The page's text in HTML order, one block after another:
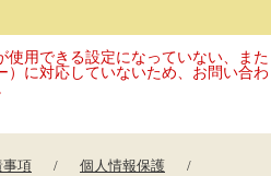
使用できる設定になっていない、また
）に対応していないため、お問い合わ
事項
個人情報保護